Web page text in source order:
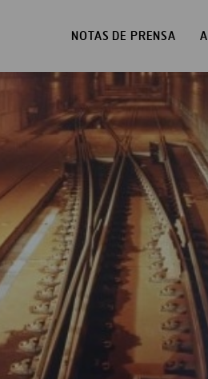
NOTAS DE PRENSA